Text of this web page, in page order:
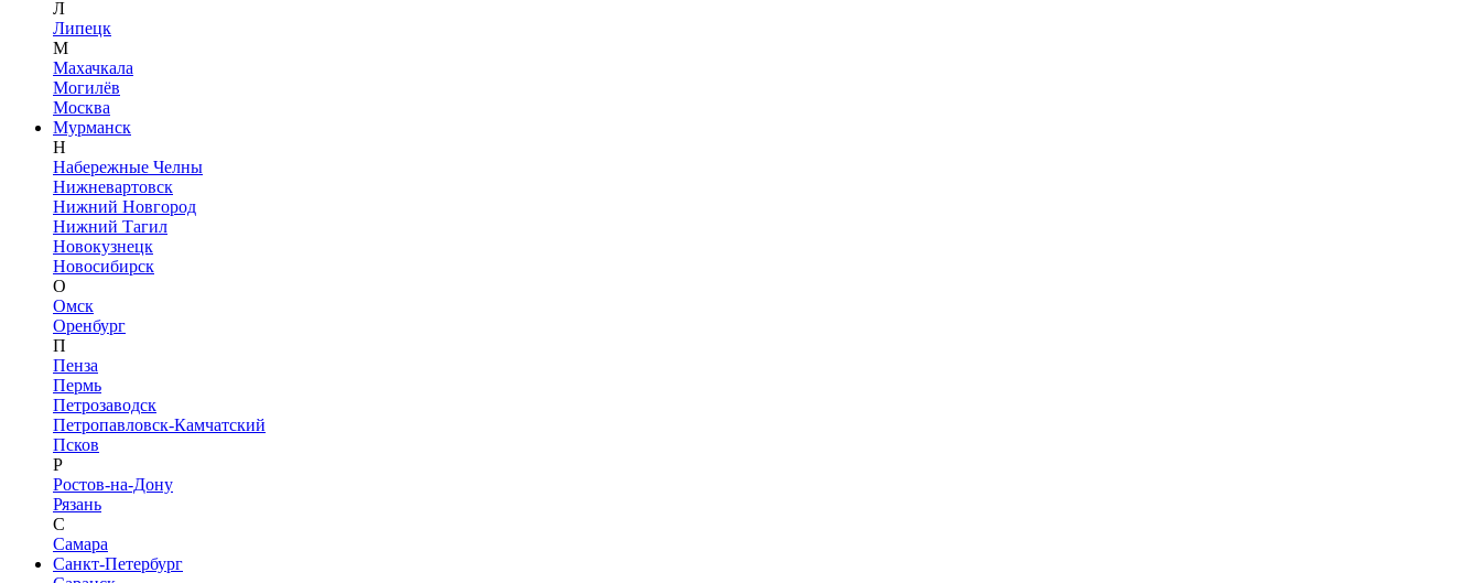
Л
Липецк
М
Махачкала
Могилёв
Москва
Мурманск
Н
Набережные Челны
Нижневартовск
Нижний Новгород
Нижний Тагил
Новокузнецк
Новосибирск
О
Омск
Оренбург
П
Пенза
Пермь
Петрозаводск
Петропавловск-Камчатский
Псков
Р
Ростов-на-Дону
Рязань
С
Самара
Санкт-Петербург